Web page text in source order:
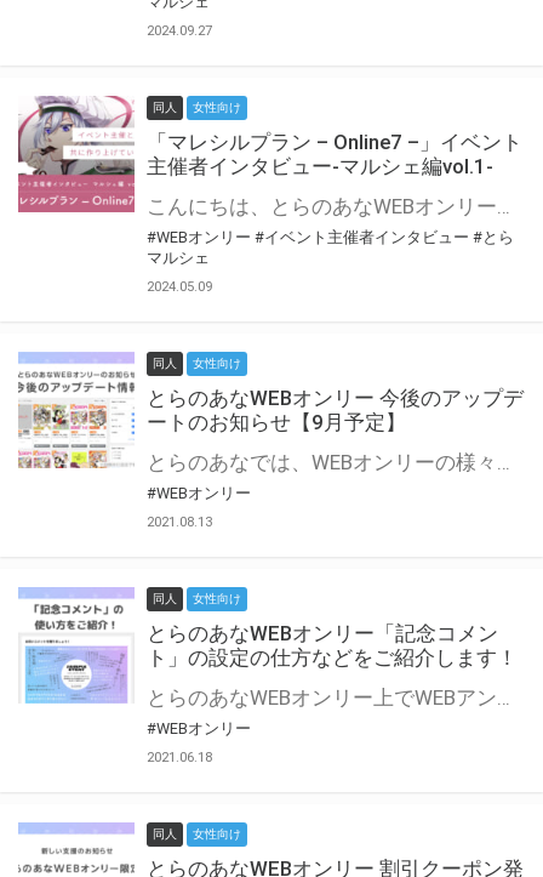
2024.09.27
同人 女性向け
「マレシルプラン – Online7 –」イベント
主催者インタビュー-マルシェ編vol.1-
こんにちは、とらのあなWEBオンリー運営スタッフです。 新たにお届けする、イベント主催者インタビュー-マルシェ編-は、 とらのあなWEBオンリー「マルシェ」をご利用した主催様に 「マルシェ」を使って開催した感想や心がけをお聞きする企画です。 今回は、WEBオンリー開催7回目迎えた「マレシルプラン – Online7 –」より、 主催の玉川うた様にお話を伺いました。 ▼マレシルプランのインタビュー前回記事 「イベント主催者インタビュー vol.6」はこちら 協力：玉川うた様（マレシルプラン実行委員会 代表）／イベント公式Twitter（@mallesil_plan） とらのあなWEBオンリー「マルシェ」とは？ WEBオンリーでリアルタイムでコミュニケーションがとれるオンライン会場です。
#WEBオンリー #イベント主催者インタビュー #とら
マルシェ
2024.05.09
同人 女性向け
とらのあなWEBオンリー 今後のアップデ
ートのお知らせ【9月予定】
とらのあなでは、WEBオンリーの様々な支援を実施しています。 今回は2021年9月に実装を予定しているアップデート情報についてご紹介いたします。 とらのあなWEBオンリーサイトはこちら
#WEBオンリー
2021.08.13
同人 女性向け
とらのあなWEBオンリー「記念コメン
ト」の設定の仕方などをご紹介します！
とらのあなWEBオンリー上でWEBアンソロジーが作成できる「記念コメント」について、その使い方や作成手順を解説します！ 支援タイプを「サークル参加型」「サークル参加型・マルシェ(イベント会場)機能付き」でお申し込みいただいている主催者様はぜひご活用ください♪ とらのあなWEBオンリーサイトはこちら
#WEBオンリー
2021.06.18
同人 女性向け
とらのあなWEBオンリー 割引クーポン発